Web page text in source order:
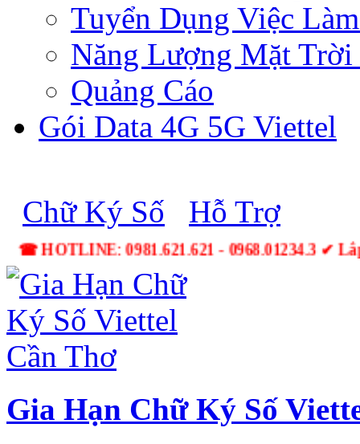
Tuyển Dụng Việc
Năng Lượng Mặt
Quảng Cáo
Gói Data 4G 5G Viettel
Chữ Ký Số Hỗ Trợ
☎ HOTLINE: 0981.621.621 - 0968.01234.3
Gia Hạn Chữ Ký Số